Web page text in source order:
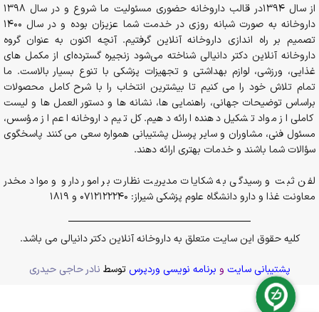
از سال 1394در قالب داروخانه حضوری مسئولیت ما شروع و در سال 1398
داروخانه به صورت شبانه روزی در خدمت شما عزیزان بوده و در سال 1400
تصمیم بر راه اندازی داروخانه آنلاین گرفتیم. آنچه اکنون به عنوان گروه
داروخانه آنلاین دکتر دانیالی شناخته می‌شود زنجیره گسترده‌ای از مکمل های
غذایی، ورزشی، لوازم بهداشتی و تجهیزات پزشکی با تنوع بسیار بالاست. ما
تمام تلاش خود را می کنیم تا بیشترین انتخاب را با شرح کامل محصولات
براساس توضیحات جهانی، راهنمایی ها، نشانه ها و دستور العمل ها و لیست
کاملی از مواد تشکیل دهنده ارائه دهیم. کل تیم داروخانه اعم از مؤسس،
مسئول فنی، مشاوران و سایر پرسنل پشتیبانی همواره سعی می کنند پاسخگوی
سؤالات شما باشند و خدمات بهتری ارائه دهند.
لفن ثبت و رسیدگی به شکایات مدیریت نظارت بر امور دارو و مواد مخدر
معاونت غذا و دارو دانشگاه علوم پزشکی شیراز: 0712122240 و 1819
کلیه حقوق این سایت متعلق به داروخانه آنلاین دکتر دانیالی می باشد.
پشتیبانی سایت و برنامه نویسی وردپرس توسط نادر حاجی حیدری